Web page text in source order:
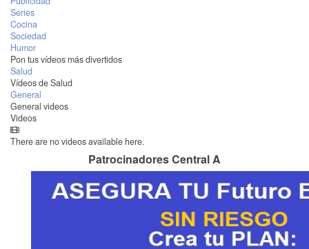
Series
Cocina
Sociedad
Humor
Pon tus vídeos más divertidos
Salud
Vídeos de Salud
General
General videos
Videos
There are no videos available here.
Patrocinadores Central A